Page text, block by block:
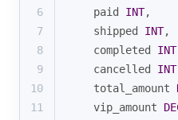
6
    paid
INT,
7
    shipped
INT,
8
    completed
INT
9
    cancelled
INT
10
    total_amount
11
    vip_amount